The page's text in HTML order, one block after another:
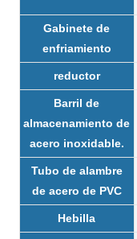
Gabinete de
enfriamiento
reductor
Barril de
almacenamiento de
acero inoxidable.
Tubo de alambre
de acero de PVC
Hebilla